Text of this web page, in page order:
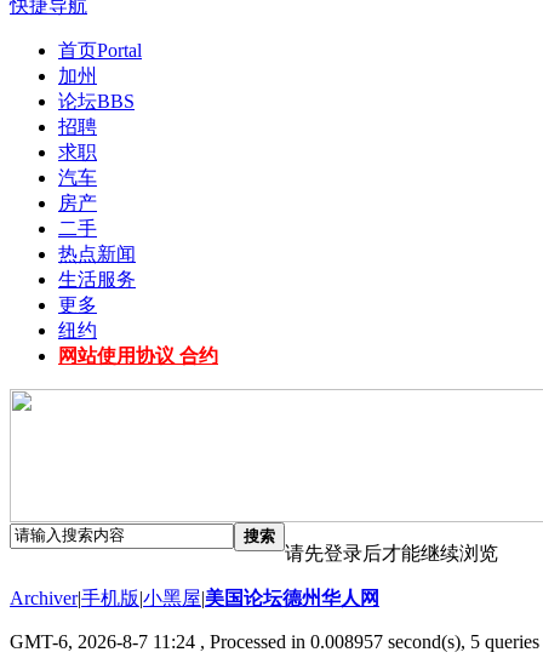
快捷导航
首页Portal
加州
论坛BBS
招聘
求职
汽车
房产
二手
热点新闻
生活服务
更多
纽约
网站使用协议 合约
搜索
请先登录后才能继续浏览
Archiver|手机版|小黑屋|美国论坛德州华人网
GMT-6, 2026-8-7 11:24 , Processed in 0.008957 second(s), 5 queries